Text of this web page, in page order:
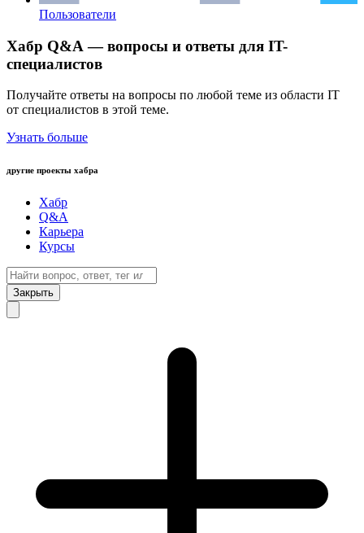
Пользователи
Хабр Q&A — вопросы и ответы для IT-
специалистов
Получайте ответы на вопросы по любой теме из области IT
от специалистов в этой теме.
Узнать больше
другие проекты хабра
Хабр
Q&A
Карьера
Курсы
Закрыть